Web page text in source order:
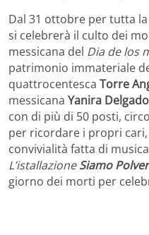
Dal 31 ottobre per tutta
si celebrerà il culto dei
messicana del Dia de los
patrimonio immateriale
quattrocentesca Torre
messicana Yanira Delgado
con di più di 50 posti,
per ricordare i propri
convivialità fatta di
L’istallazioneSiamo
giorno dei morti per